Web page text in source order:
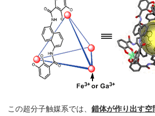
この超分子触媒系では、 錯体が作り出す空